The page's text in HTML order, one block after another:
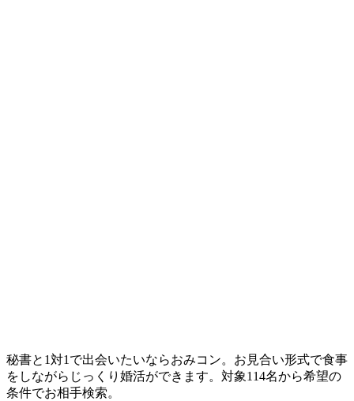
秘書と1対1で出会いたいならおみコン。お見合い形式で食事
をしながらじっくり婚活ができます。対象114名から希望の
条件でお相手検索。